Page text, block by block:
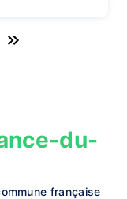
du-
française